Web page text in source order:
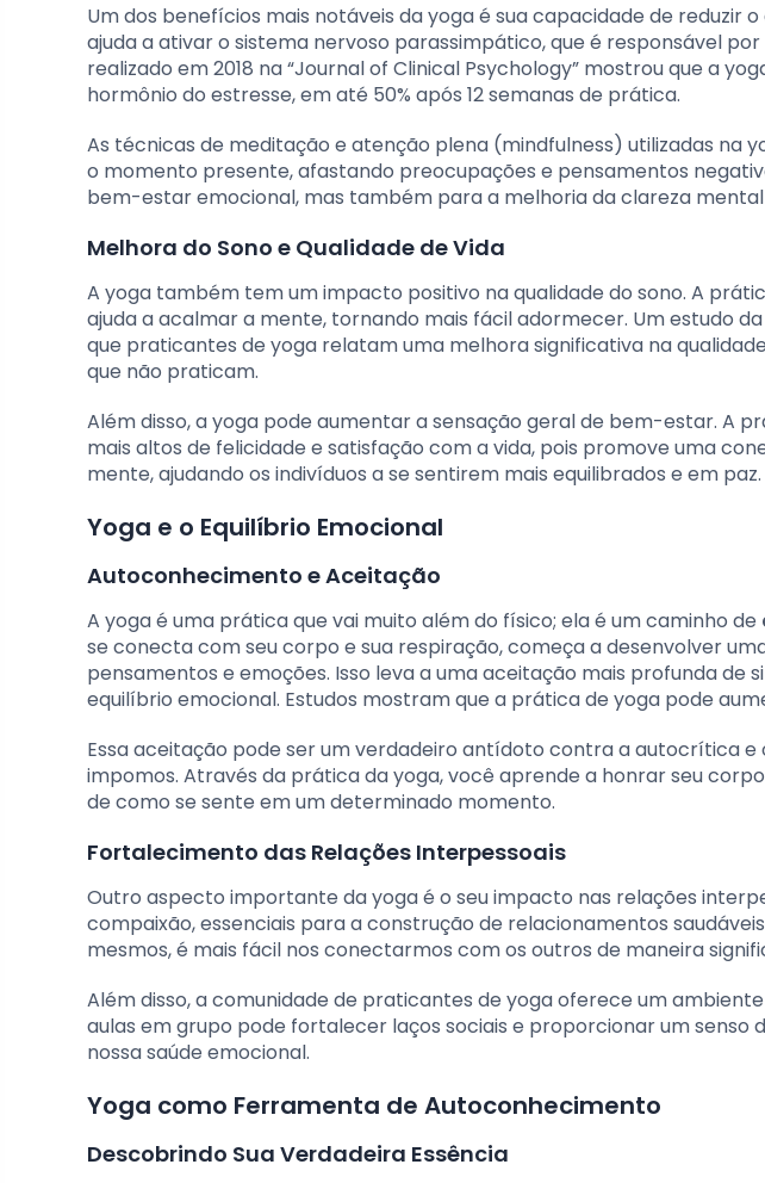
Um dos benefícios mais notáveis da yoga é sua capacidade de reduzir
ajuda a ativar o sistema nervoso parassimpático, que é responsável
realizado em 2018 na “Journal of Clinical Psychology” mostrou que a
hormônio do estresse, em até 50% após 12 semanas de prática.
As técnicas de meditação e atenção plena (mindfulness) utilizadas na
o momento presente, afastando preocupações e pensamentos
bem-estar emocional, mas também para a melhoria da clareza
Melhora do Sono e Qualidade de Vida
A yoga também tem um impacto positivo na qualidade do sono. A
ajuda a acalmar a mente, tornando mais fácil adormecer. Um estudo
que praticantes de yoga relatam uma melhora significativa na
que não praticam.
Além disso, a yoga pode aumentar a sensação geral de bem-estar. A
mais altos de felicidade e satisfação com a vida, pois promove uma
mente, ajudando os indivíduos a se sentirem mais equilibrados e em paz.
Yoga e o Equilíbrio Emocional
Autoconhecimento e Aceitação
A yoga é uma prática que vai muito além do físico; ela é um caminho de
se conecta com seu corpo e sua respiração, começa a desenvolver
pensamentos e emoções. Isso leva a uma aceitação mais profunda de
equilíbrio emocional. Estudos mostram que a prática de yoga pode
Essa aceitação pode ser um verdadeiro antídoto contra a autocrítica e
impomos. Através da prática da yoga, você aprende a honrar seu
de como se sente em um determinado momento.
Fortalecimento das Relações Interpessoais
Outro aspecto importante da yoga é o seu impacto nas relações
compaixão, essenciais para a construção de relacionamentos
mesmos, é mais fácil nos conectarmos com os outros de maneira
Além disso, a comunidade de praticantes de yoga oferece um
aulas em grupo pode fortalecer laços sociais e proporcionar um
nossa saúde emocional.
Yoga como Ferramenta de Autoconhecimento
Descobrindo Sua Verdadeira Essência